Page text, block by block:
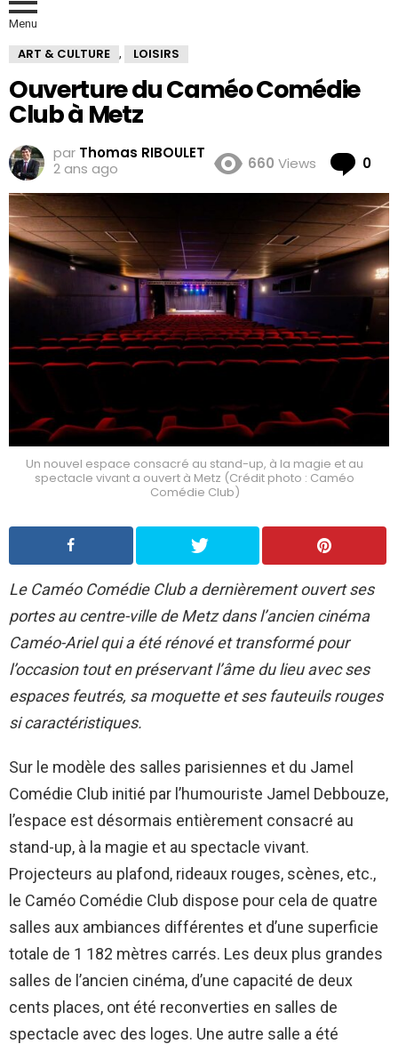
Menu
ART & CULTURE , LOISIRS
Ouverture du Caméo Comédie
Club à Metz
par Thomas RIBOULET
2 ans ago
660 Views 0
Un nouvel espace consacré au stand-up, à la magie et au
spectacle vivant a ouvert à Metz (Crédit photo : Caméo
Comédie Club)
Le Caméo Comédie Club a dernièrement ouvert ses
portes au centre-ville de Metz dans l’ancien cinéma
Caméo-Ariel qui a été rénové et transformé pour
l’occasion tout en préservant l’âme du lieu avec ses
espaces feutrés, sa moquette et ses fauteuils rouges
si caractéristiques.
Sur le modèle des salles parisiennes et du Jamel
Comédie Club initié par l’humouriste Jamel Debbouze,
l’espace est désormais entièrement consacré au
stand-up, à la magie et au spectacle vivant.
Projecteurs au plafond, rideaux rouges, scènes, etc.,
le Caméo Comédie Club dispose pour cela de quatre
salles aux ambiances différentes et d’une superficie
totale de 1 182 mètres carrés. Les deux plus grandes
salles de l’ancien cinéma, d’une capacité de deux
cents places, ont été reconverties en salles de
spectacle avec des loges. Une autre salle a été